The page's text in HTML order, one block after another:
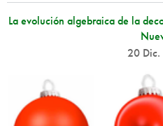
La evolución algebraica de la
20 Dic.